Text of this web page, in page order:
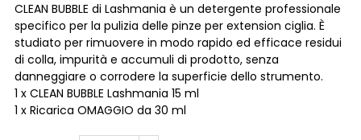
CLEAN BUBBLE di Lashmania è un detergente professionale
specifico per la pulizia delle pinze per extension ciglia. È
studiato per rimuovere in modo rapido ed efficace residui
di colla, impurità e accumuli di prodotto, senza
danneggiare o corrodere la superficie dello strumento.
1 x CLEAN BUBBLE Lashmania 15 ml
1 x Ricarica OMAGGIO da 30 ml